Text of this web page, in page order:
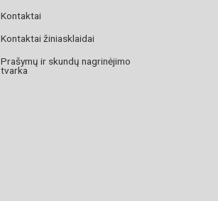
Kontaktai
Kontaktai žiniasklaidai
Prašymų ir skundų nagrinėjimo
tvarka